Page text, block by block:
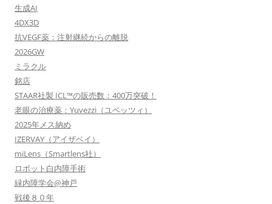
ン
生成AI
4DX3D
抗VEGF薬：注射継続からの離脱
2026GW
ミラクル
銘店
STAAR社製 ICL™の販売数：400万突破！
老眼の治療薬：Yuvezzi（ユベッツィ）
2025年メス納め
IZERVAY（アイザベイ）
miLens（Smartlens社）
ロボット白内障手術
緑内障学会@神戸
戦後８０年